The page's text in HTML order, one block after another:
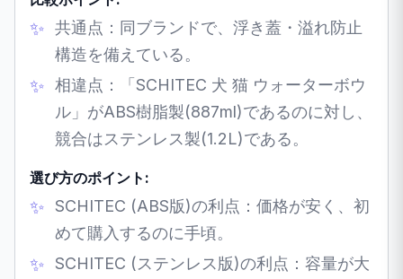
共通点：同ブランドで、浮き蓋・溢れ防止
構造を備えている。
相違点：「SCHITEC 犬 猫 ウォーターボウ
ル」がABS樹脂製(887ml)であるのに対し、
競合はステンレス製(1.2L)である。
選び方のポイント:
SCHITEC (ABS版)の利点：価格が安く、初
めて購入するのに手頃。
SCHITEC (ステンレス版)の利点：容量が大